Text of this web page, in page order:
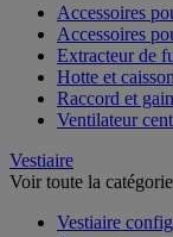
Accessoires
Accessoires
Extracteur de
Hotte et
Raccord et
Ventilateur
Vestiaire
Voir toute la catégorie
Vestiaire